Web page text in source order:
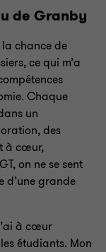
de Granby
la chance de
ce qui m’a
Chaque
un
des
à cœur,
on ne se sent
d’une grande
à cœur
étudiants. Mon